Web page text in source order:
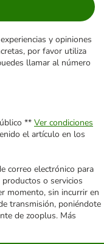
y opiniones
por favor utiliza
llamar al número
** Ver condiciones
el artículo en los
correo electrónico para
o servicios
momento, sin incurrir en
transmisión, poniéndote
de zooplus. Más